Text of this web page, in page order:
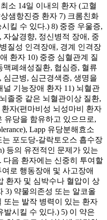
소 14일 이내의 환자 (고혈
샘항진증 환자 7) 크롬친화
킬 수 있다.) 8) 중증 우울증,
살경향, 정신병적 장애, 중
질성 인격장애, 경계 인격장
환자 10) 중증 심혈관계 질
맥폐쇄성질환, 협심증, 혈류
근병, 심근경색증, 생명을
기능장애 환자 11) 뇌혈관
졸중 같은 뇌혈관이상 질환,
자(편마비성 뇌성마비 환자
유당을 함유하고 있으므로,
Lapp 유당분해효소
는 포도당-갈락토오스 흡수장
등의 유전적인 문제가 있는
다음 환자에는 신중히 투여할
로 행동장애 및 사고장애
환자 및 심박수나 혈압이 상
3) 약물의존성 또는 알코올
또는 발작 병력이 있는 환자
시킬 수 있다.) 5) 이 약은